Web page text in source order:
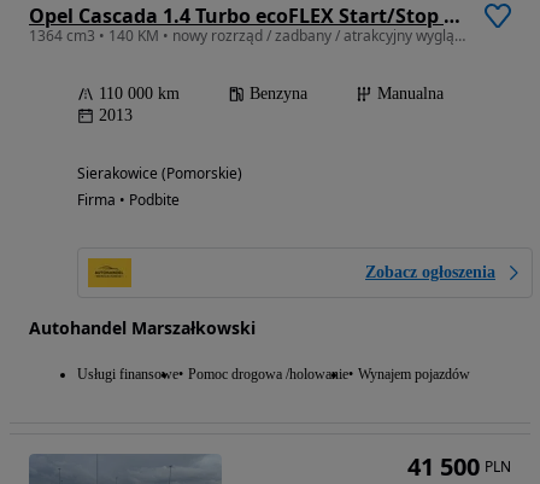
Opel Cascada 1.4 Turbo ecoFLEX Start/Stop Active
1364 cm3 • 140 KM • nowy rozrząd / zadbany / atrakcyjny wygląd /ZAREJESTROWANY
110 000 km Benzyna
Manualna
2013
Sierakowice (Pomorskie)
Firma • Podbite
Zobacz ogłoszenia
Autohandel Marszałkowski
Usługi finansowe Pomoc drogowa /holowanie Wynajem pojazdów
41 500 PLN